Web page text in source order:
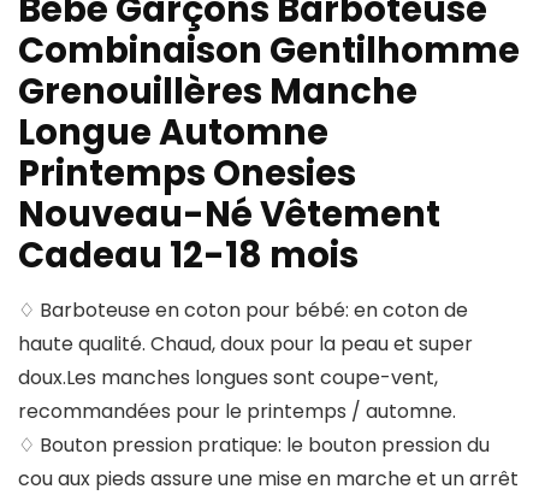
Bébé Garçons Barboteuse
Combinaison Gentilhomme
Grenouillères Manche
Longue Automne
Printemps Onesies
Nouveau-Né Vêtement
Cadeau 12-18 mois
♢ Barboteuse en coton pour bébé: en coton de
haute qualité. Chaud, doux pour la peau et super
doux.Les manches longues sont coupe-vent,
recommandées pour le printemps / automne.
♢ Bouton pression pratique: le bouton pression du
cou aux pieds assure une mise en marche et un arrêt